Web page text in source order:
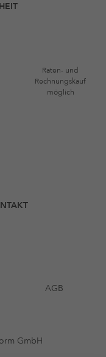
Raten- und
Rechnungskauf
möglich
AGB
GmbH